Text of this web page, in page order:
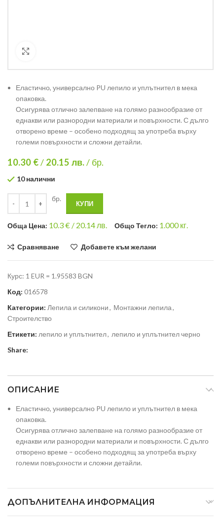
Еластично, универсално PU лепило и уплътнител в мека
опаковка.
Осигурява отлично залепване на голямо разнообразие от
еднакви или разнородни материали и повърхности. С дълго
отворено време – особено подходящ за употреба върху
големи повърхности и сложни детайли.
10.30 €/ 20.15 лв./ бр.
10 налични
бр.
КУПИ
Общa Цена: 10.3€ / 20.14 лв. Общо Тегло: 1.000кг.
Сравняване Добавете към желани
Курс: 1 EUR = 1.95583 BGN
Код: 016578
Категории: Лепила и силикони, Монтажни лепила,
Строителство
Етикети: лепило и уплътнител, лепило и уплътнител черно
Share:
ОПИСАНИЕ
Еластично, универсално PU лепило и уплътнител в мека
опаковка.
Осигурява отлично залепване на голямо разнообразие от
еднакви или разнородни материали и повърхности. С дълго
отворено време – особено подходящ за употреба върху
големи повърхности и сложни детайли.
ДОПЪЛНИТЕЛНА ИНФОРМАЦИЯ